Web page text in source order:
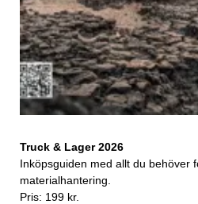
Truck & Lager 2026
Inköpsguiden med allt du behöver
materialhantering.
Pris: 199 kr.